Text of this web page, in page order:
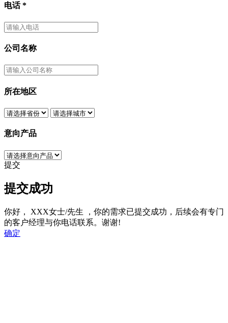
电话*
公司名称
所在地区
意向产品
提交
提交成功
你好， XXX女士/先生
，你的需求已提交成功，后续会有专门
的客户经理与你电话联系。谢谢!
确定